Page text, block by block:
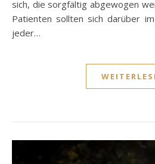
sich, die sorgfältig abgewogen
Patienten sollten sich darüber
jeder…